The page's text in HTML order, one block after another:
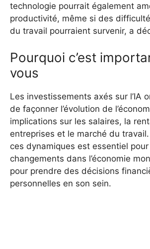
technologie pourrait également
productivité, même si des
du travail pourraient survenir, a
Pourquoi c’est
vous
Les investissements axés sur l’IA
de façonner l’évolution de
implications sur les salaires, la
entreprises et le marché du
ces dynamiques est essentiel
changements dans l’économie
pour prendre des décisions
personnelles en son sein.